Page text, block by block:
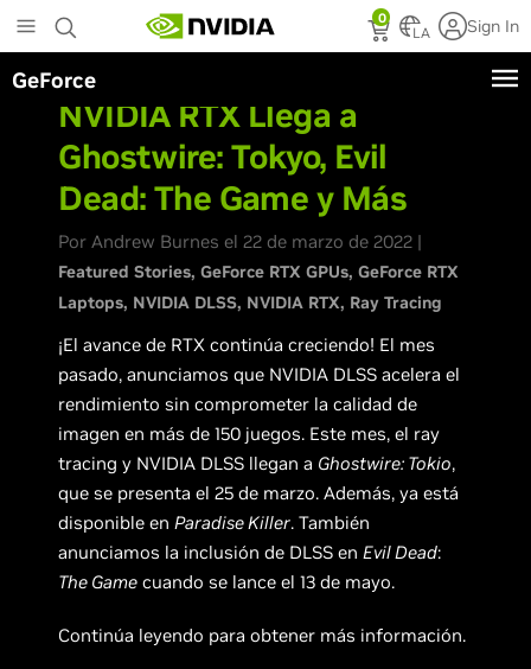
to
main
content
0
LA Sign In
GeForce
NVIDIA RTX Llega a
Ghostwire: Tokyo, Evil
Dead: The Game y Más
Por Andrew Burnes el 22 de marzo de 2022 |
Featured Stories GeForce RTX GPUs GeForce RTX
Laptops NVIDIA DLSS NVIDIA RTX Ray Tracing
¡El avance de RTX continúa creciendo! El mes
pasado, anunciamos que NVIDIA DLSS acelera el
rendimiento sin comprometer la calidad de
imagen en más de 150 juegos. Este mes, el ray
tracing y NVIDIA DLSS llegan a Ghostwire: Tokio,
que se presenta el 25 de marzo. Además, ya está
disponible enParadise Killer. También
anunciamos la inclusión de DLSS enEvil Dead:
The Game cuando se lance el 13 de mayo.
Continúa leyendo para obtener más información.